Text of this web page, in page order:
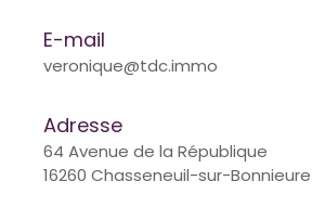
E-mail
veronique@tdc.immo
Adresse
64 Avenue de la République
16260 Chasseneuil-sur-Bonnieure